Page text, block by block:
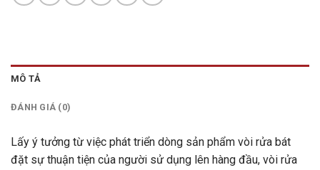
MÔ TẢ
ĐÁNH GIÁ (0)
Lấy ý tưởng từ việc phát triển dòng sản phẩm vòi rửa bát
đặt sự thuận tiện của người sử dụng lên hàng đầu, vòi rửa